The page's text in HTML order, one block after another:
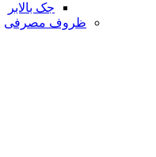
جک بالابر
ظروف مصرفی